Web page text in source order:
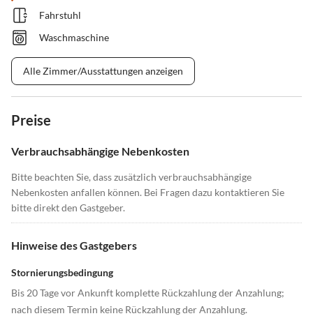
Fahrstuhl
Waschmaschine
Alle Zimmer/Ausstattungen anzeigen
Preise
Verbrauchsabhängige Nebenkosten
Bitte beachten Sie, dass zusätzlich verbrauchsabhängige
Nebenkosten anfallen können. Bei Fragen dazu kontaktieren Sie
bitte direkt den Gastgeber.
Hinweise des Gastgebers
Stornierungsbedingung
Bis 20 Tage vor Ankunft komplette Rückzahlung der Anzahlung;
nach diesem Termin keine Rückzahlung der Anzahlung.